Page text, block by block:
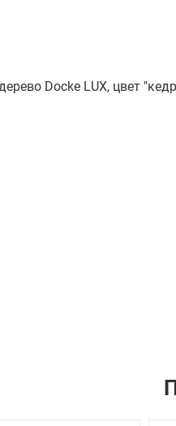
Docke LUX, цвет